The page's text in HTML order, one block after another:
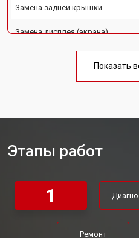
Замена задней крышки
Замена дисплея (экрана)
Ремонт цепи питания
Показать
Этапы работ
1
Ремонт